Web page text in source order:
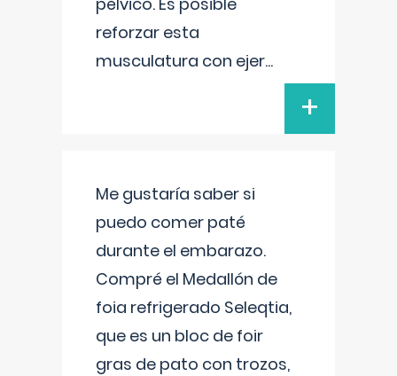
reforzar esta
musculatura con ejer...
+
Me gustaría saber si
puedo comer paté
durante el embarazo.
Compré el Medallón de
foia refrigerado Seleqtia,
que es un bloc de foir
gras de pato con trozos,